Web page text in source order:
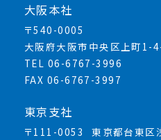
大阪本社
〒540-0005
大阪府大阪市中央区上町1-
TEL 06-6767-3996
FAX 06-6767-3997
東京支社
〒111-0053
東京都台東